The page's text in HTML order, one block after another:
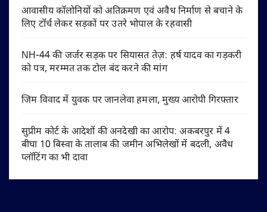
आवासीय कॉलोनियों को अतिक्रमण एवं अवैध निर्माण से बचाने के
लिए टॉर्च लेकर सड़कों पर उतरे भोपाल के रहवासी
NH-44 की जर्जर सड़क पर सियासत तेज़: हर्ष यादव का गड़करी
को पत्र, मरम्मत तक टोल बंद करने की मांग
जिम विवाद में युवक पर जानलेवा हमला, मुख्य आरोपी गिरफ्तार
सुप्रीम कोर्ट के आदेशों की अनदेखी का आरोप: अकबरपुर में 4
बीघा 10 बिस्वा के तालाब की जमीन अभिलेखों में बदली, अवैध
प्लॉटिंग का भी दावा